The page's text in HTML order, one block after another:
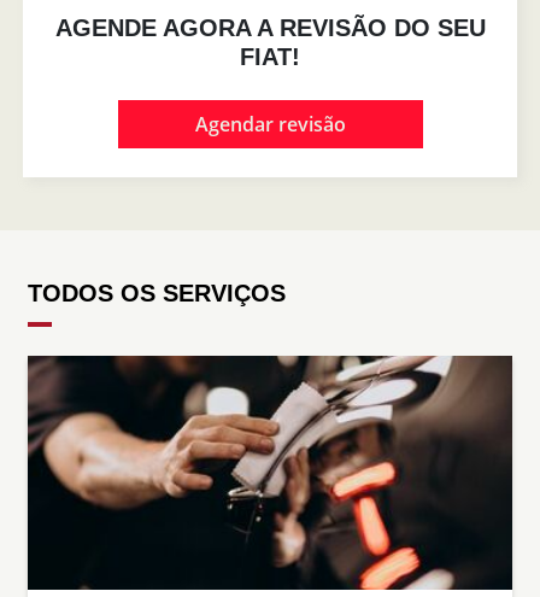
AGENDE AGORA A REVISÃO DO SEU
FIAT!
Agendar revisão
TODOS OS SERVIÇOS